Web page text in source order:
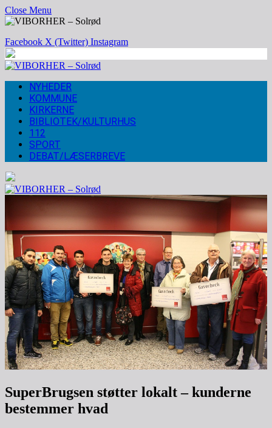
Close Menu
Facebook X (Twitter) Instagram
NYHEDER
KOMMUNE
KIRKERNE
BIBLIOTEK/KULTURHUS
112
SPORT
DEBAT/LÆSERBREVE
SuperBrugsen støtter lokalt – kunderne
bestemmer hvad